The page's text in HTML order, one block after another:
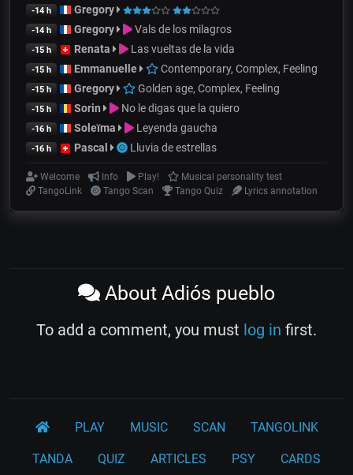
-14 h Gregory
-14 h Gregory Vals de los milagros
-15 h Renata Las vueltas de la vida
-15 h Emmanuelle Contemporary, Complex, Feeling
-15 h Gregory Golden age, Complex, Feeling
-15 h Sorin No le digas que la quiero
-16 h Soleïma Leyenda gaucha
-16 h Pascal Lluvia de estrellas
Welcome Info Play!
Musical personality test
TangoLink
Tango Scan Tango Quiz Lyrics annotation
About Adiós pueblo
To add a comment, you must log in first.
PLAY MUSIC SCAN TANGOLINK
TANDA QUIZ ARTICLES PSY CARDS